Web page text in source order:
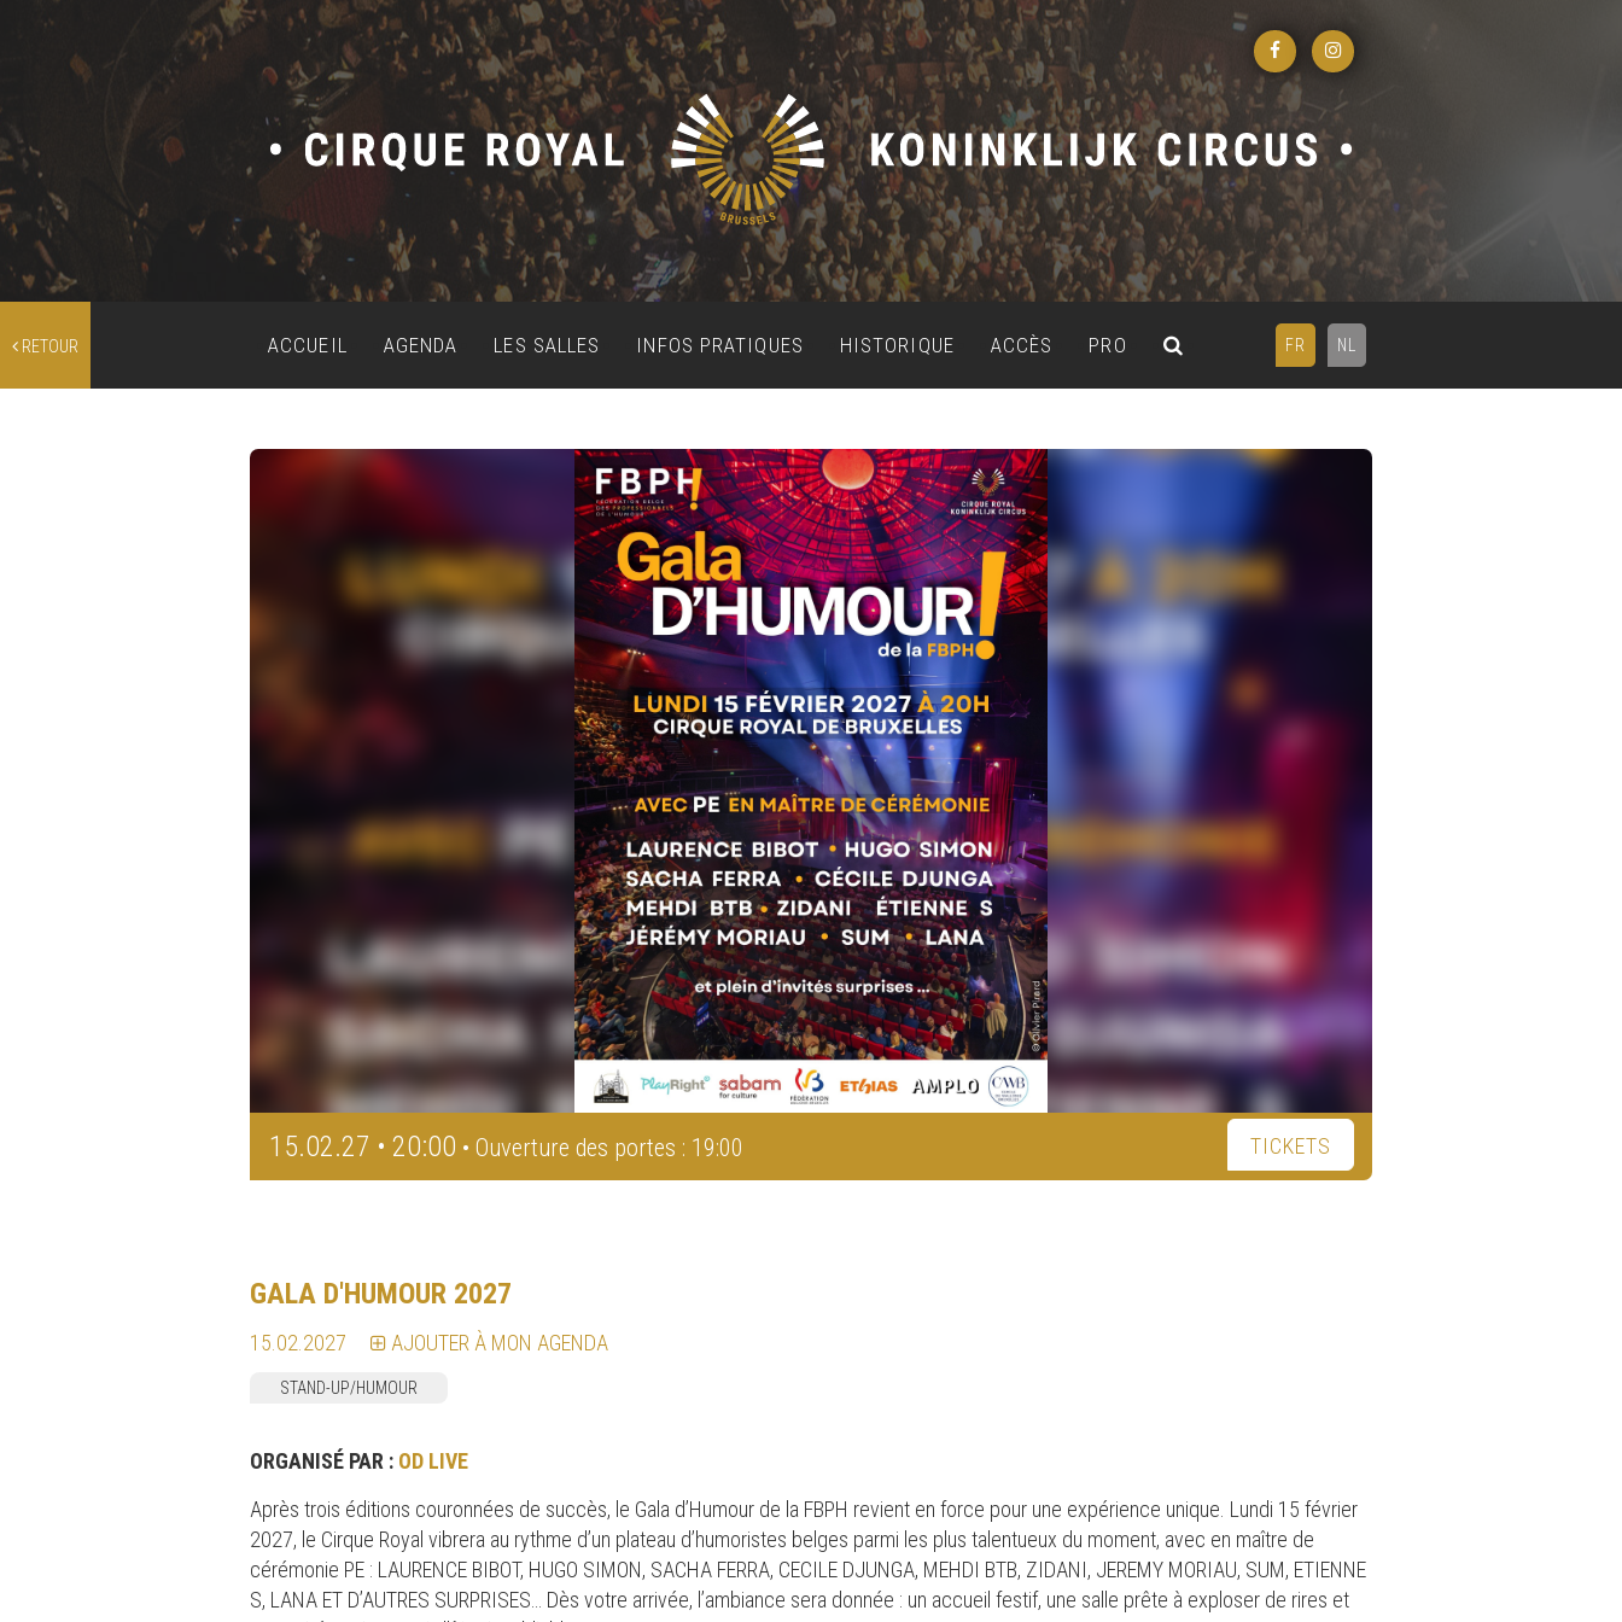
RETOUR FR NL
ACCUEIL AGENDA LES SALLES INFOS PRATIQUES HISTORIQUE ACCÈS PRO
15.02.27 • 20:00 • Ouverture des portes : 19:00 TICKETS
GALA D'HUMOUR 2027
15.02.2027 AJOUTER À MON AGENDA
STAND-UP/HUMOUR
ORGANISÉ PAR : OD LIVE
Après trois éditions couronnées de succès, le Gala d’Humour de la FBPH revient en force pour une expérience unique. Lundi 15 février
2027, le Cirque Royal vibrera au rythme d’un plateau d’humoristes belges parmi les plus talentueux du moment, avec en maître de
cérémonie PE : LAURENCE BIBOT, HUGO SIMON, SACHA FERRA, CECILE DJUNGA, MEHDI BTB, ZIDANI, JEREMY MORIAU, SUM, ETIENNE
S, LANA ET D’AUTRES SURPRISES… Dès votre arrivée, l’ambiance sera donnée : un accueil festif, une salle prête à exploser de rires et